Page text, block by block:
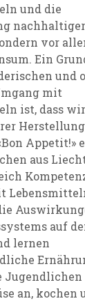
und die
nachhaltiger
vor
Ein
und
mit
ist, dass
Herstellung
Appetit!»
aus
auf
lernen
an, kochen